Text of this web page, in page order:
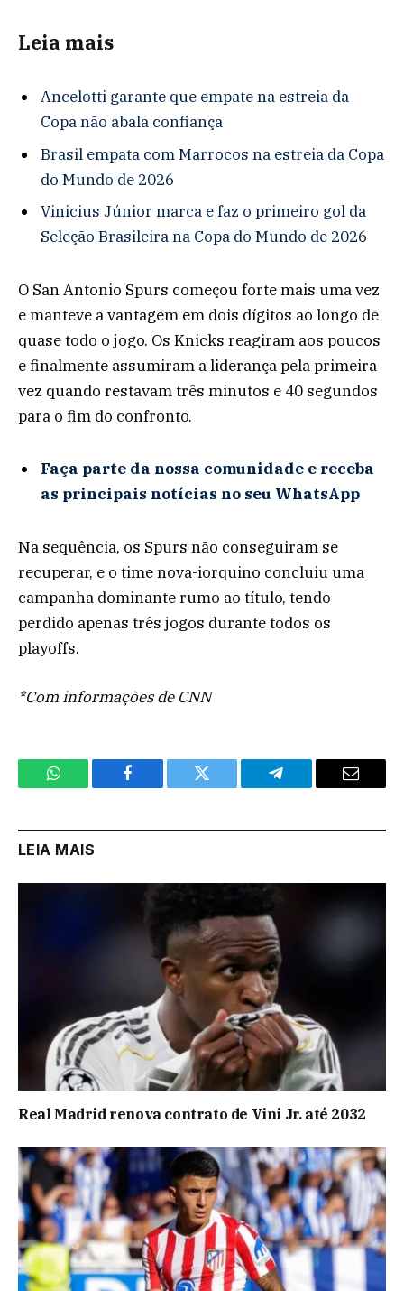
Leia mais
Ancelotti garante que empate na estreia da
Copa não abala confiança
Brasil empata com Marrocos na estreia da Copa
do Mundo de 2026
Vinicius Júnior marca e faz o primeiro gol da
Seleção Brasileira na Copa do Mundo de 2026
O San Antonio Spurs começou forte mais uma vez
e manteve a vantagem em dois dígitos ao longo de
quase todo o jogo. Os Knicks reagiram aos poucos
e finalmente assumiram a liderança pela primeira
vez quando restavam três minutos e 40 segundos
para o fim do confronto.
Faça parte da nossa comunidade e receba
as principais notícias no seu WhatsApp
Na sequência, os Spurs não conseguiram se
recuperar, e o time nova-iorquino concluiu uma
campanha dominante rumo ao título, tendo
perdido apenas três jogos durante todos os
playoffs.
*Com informações de CNN
WhatsApp Facebook Twitter Telegram Email
LEIA MAIS
Real Madrid renova contrato de Vini Jr. até 2032